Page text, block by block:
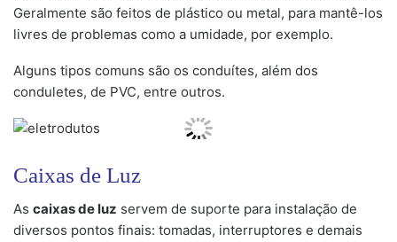
Geralmente são feitos de plástico ou metal, para mantê-los
livres de problemas como a umidade, por exemplo.
Alguns tipos comuns são os conduítes, além dos
conduletes, de PVC, entre outros.
Caixas de Luz
As caixas de luz servem de suporte para instalação de
diversos pontos finais: tomadas, interruptores e demais